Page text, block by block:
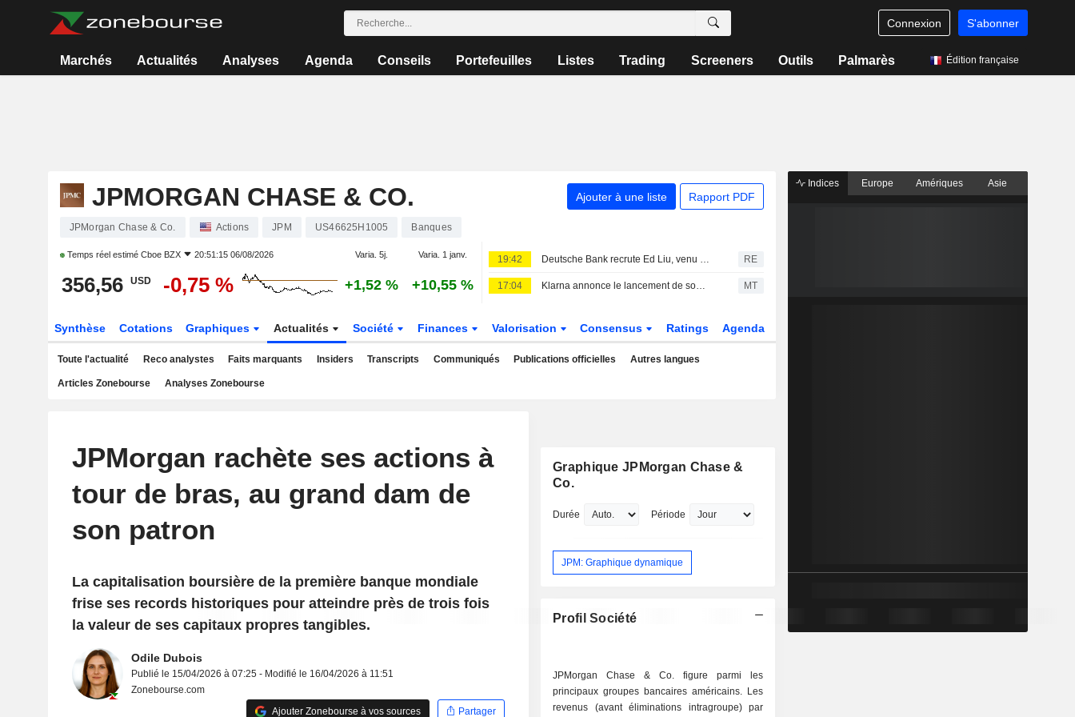
Connexion S'abonner
Marchés Actualités Analyses Agenda Conseils Portefeuilles Listes Trading Screeners Outils Palmarès Édition française
JPMORGAN CHASE & CO. Ajouter à une liste Rapport PDF
JPMorgan Chase & Co. Actions JPM US46625H1005 Banques
Temps réel estimé Cboe BZX 20:51:15 06/08/2026 Varia. 5j. Varia. 1 janv.
356,56 USD -0,75 % +1,52 % +10,55 %
19:42 Deutsche Bank recrute Ed Liu, venu de Bank of America, comme responsable mondial du secteur TMT RE
17:04 Klarna annonce le lancement de son intégration avec J.P. Morgan Payments MT
Synthèse Cotations Graphiques Actualités Société Finances Valorisation Consensus Ratings Agenda
Toute l'actualité Reco analystes Faits marquants Insiders Transcripts Communiqués Publications officielles Autres langues
Articles Zonebourse Analyses Zonebourse
JPMorgan rachète ses actions à
tour de bras, au grand dam de
son patron
La capitalisation boursière de la première banque mondiale
frise ses records historiques pour atteindre près de trois fois
la valeur de ses capitaux propres tangibles.
Odile Dubois
Publié le 15/04/2026 à 07:25 - Modifié le 16/04/2026 à 11:51
Zonebourse.com
Ajouter Zonebourse à vos sources
Partager
Graphique JPMorgan Chase &
Co.
Durée Période
JPM: Graphique dynamique
Profil Société
JPMorgan Chase & Co. figure parmi les
principaux groupes bancaires américains. Les
revenus (avant éliminations intragroupe) par
Indices Europe Amériques Asie